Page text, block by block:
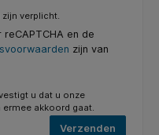
verplicht.
en de
zijn van
u dat u onze
ermee akkoord gaat.
Verzenden